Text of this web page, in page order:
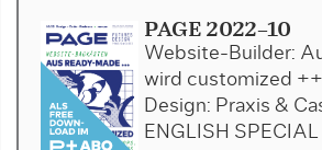
PAGE 2022-10
Website-Builder:
wird customized
Design: Praxis &
ENGLISH